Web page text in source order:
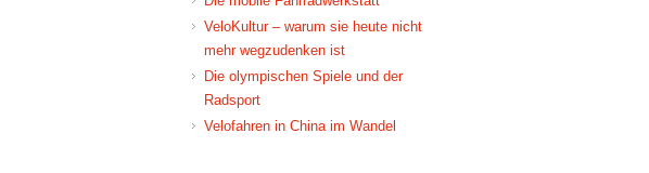
VeloKultur – warum sie heute nicht
mehr wegzudenken ist
Die olympischen Spiele und der
Radsport
Velofahren in China im Wandel